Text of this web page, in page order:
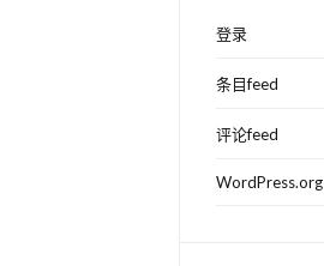
登录
条目feed
评论feed
WordPress.org